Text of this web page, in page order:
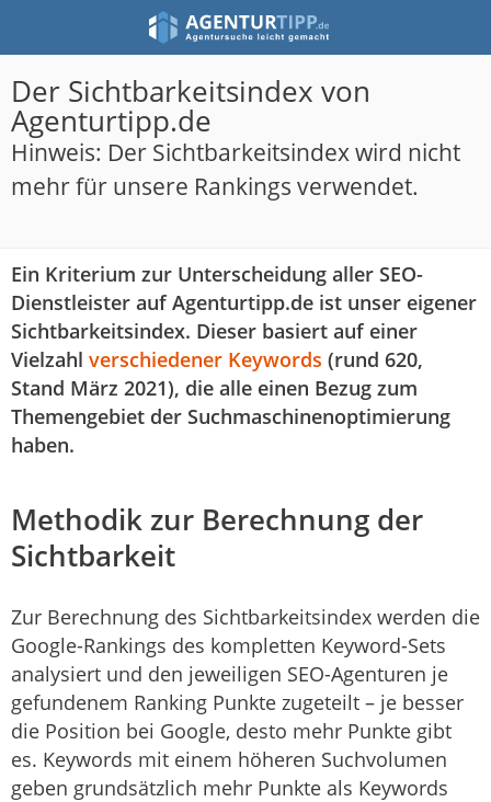
Der Sichtbarkeitsindex von
Agenturtipp.de
Hinweis: Der Sichtbarkeitsindex wird nicht
mehr für unsere Rankings verwendet.
Ein Kriterium zur Unterscheidung aller SEO-
Dienstleister auf Agenturtipp.de ist unser eigener
Sichtbarkeitsindex. Dieser basiert auf einer
Vielzahl verschiedener Keywords (rund 620,
Stand März 2021), die alle einen Bezug zum
Themengebiet der Suchmaschinenoptimierung
haben.
Methodik zur Berechnung der
Sichtbarkeit
Zur Berechnung des Sichtbarkeitsindex werden die
Google-Rankings des kompletten Keyword-Sets
analysiert und den jeweiligen SEO-Agenturen je
gefundenem Ranking Punkte zugeteilt – je besser
die Position bei Google, desto mehr Punkte gibt
es. Keywords mit einem höheren Suchvolumen
geben grundsätzlich mehr Punkte als Keywords